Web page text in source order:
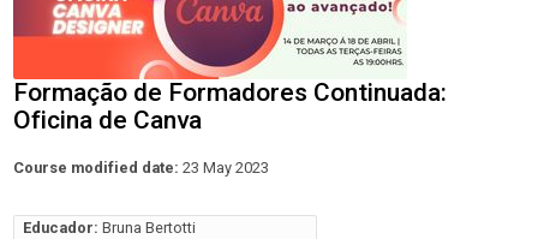
Formação de Formadores Continuada:
Oficina de Canva
Course modified date: 23 May 2023
Educador: Bruna Bertotti